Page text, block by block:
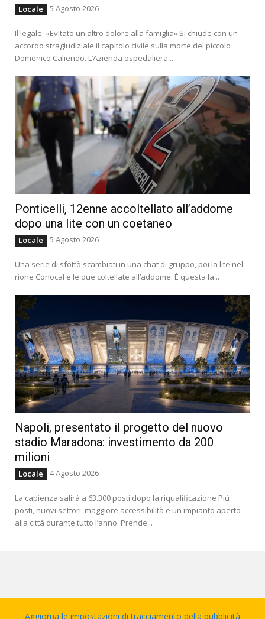
Locale 5 Agosto 2026
Il legale: «Evitato un altro dolore alla famiglia» Si chiude con un
accordo stragiudiziale il capitolo civile sulla morte del piccolo
Domenico Caliendo. L’Azienda ospedaliera...
Ponticelli, 12enne accoltellato all’addome
dopo una lite con un coetaneo
Locale 5 Agosto 2026
Una serie di sfottò scambiati in una chat di gruppo, poi la lite nel
rione Conocal e le due coltellate all’addome. È questa la...
Napoli, presentato il progetto del nuovo
stadio Maradona: investimento da 200
milioni
Locale 4 Agosto 2026
La capienza salirà a 63.300 posti dopo la riqualificazione Più
posti, nuovi settori, maggiore accessibilità e un impianto aperto
alla città durante tutto l’anno. Prende...
Aggiorna le impostazioni di tracciamento della pubblicità